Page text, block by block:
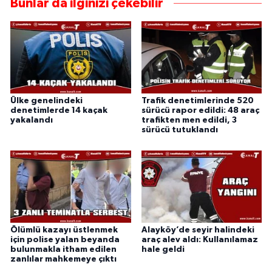
Bunlar da ilginizi çekebilir
Ülke genelindeki
denetimlerde 14 kaçak
yakalandı
Trafik denetimlerinde 520
sürücü rapor edildi: 48 araç
trafikten men edildi, 3
sürücü tutuklandı
Ölümlü kazayı üstlenmek
için polise yalan beyanda
bulunmakla itham edilen
zanlılar mahkemeye çıktı
Alayköy’de seyir halindeki
araç alev aldı: Kullanılamaz
hale geldi